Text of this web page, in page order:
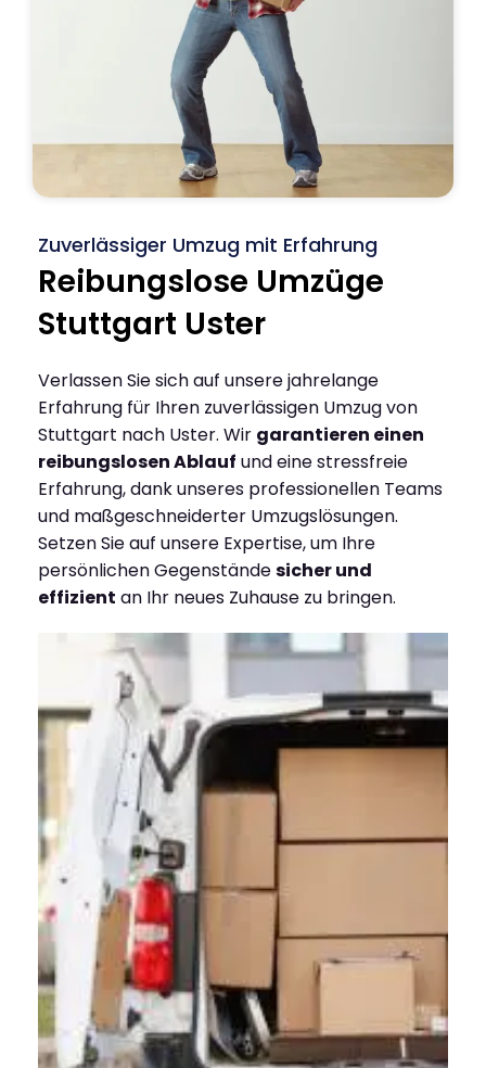
Zuverlässiger Umzug mit Erfahrung
Reibungslose Umzüge
Stuttgart Uster
Verlassen Sie sich auf unsere jahrelange
Erfahrung für Ihren zuverlässigen Umzug von
Stuttgart nach Uster. Wir garantieren einen
reibungslosen Ablauf und eine stressfreie
Erfahrung, dank unseres professionellen Teams
und maßgeschneiderter Umzugslösungen.
Setzen Sie auf unsere Expertise, um Ihre
persönlichen Gegenständesicher und
effizient an Ihr neues Zuhause zu bringen.